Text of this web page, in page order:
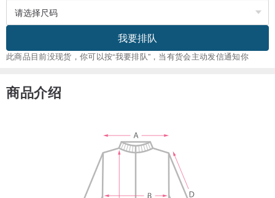
我要排队
此商品目前没现货，你可以按“我要排队”，当有货会主动发信通知你
商品介绍